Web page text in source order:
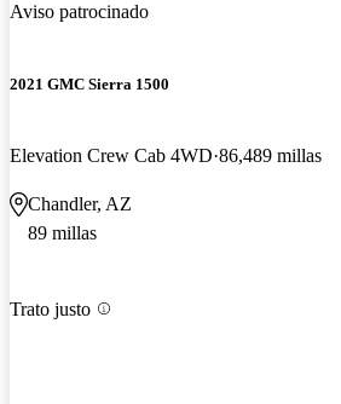
Aviso patrocinado
2021 GMC Sierra 1500
Elevation Crew Cab 4WD 86,489 millas
Chandler, AZ
89 millas
Trato justo